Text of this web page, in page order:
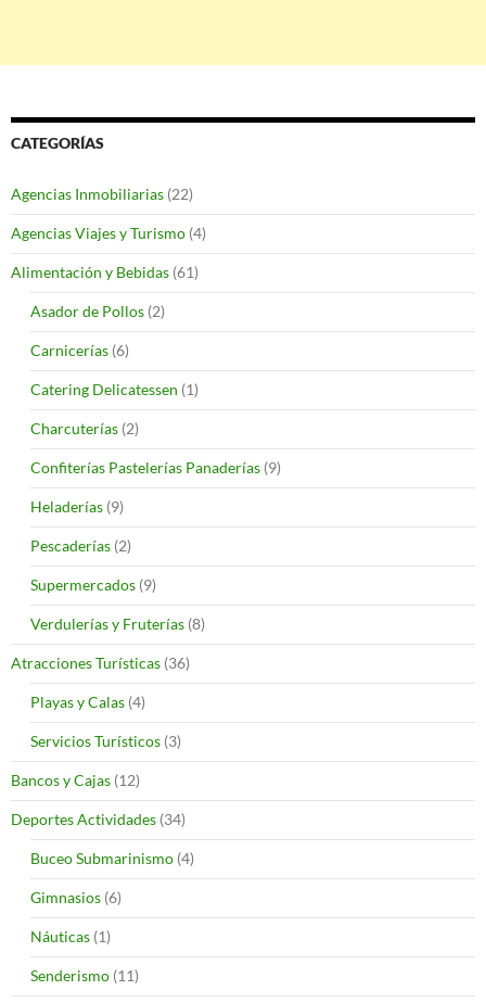
CATEGORÍAS
Agencias Inmobiliarias (22)
Agencias Viajes y Turismo (4)
Alimentación y Bebidas (61)
Asador de Pollos (2)
Carnicerías (6)
Catering Delicatessen (1)
Charcuterías (2)
Confiterías Pastelerías Panaderías (9)
Heladerías (9)
Pescaderías (2)
Supermercados (9)
Verdulerías y Fruterías (8)
Atracciones Turísticas (36)
Playas y Calas (4)
Servicios Turísticos (3)
Bancos y Cajas (12)
Deportes Actividades (34)
Buceo Submarinismo (4)
Gimnasios (6)
Náuticas (1)
Senderismo (11)